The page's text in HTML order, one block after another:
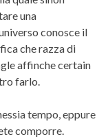
una
conosce il
che razza di
affinche certain
farlo.
tempo, eppure
comporre.